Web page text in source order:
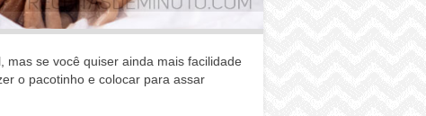
mas se você quiser ainda mais facilidade
o pacotinho e colocar para assar